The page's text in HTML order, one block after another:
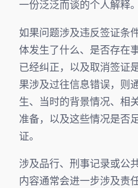
一份泛泛而谈的个人解释。
如果问题涉及违反签证条
体发生了什么、是否存在
已经纠正，以及取消签证
果涉及过往信息错误，则
生、当时的背景情况、相
准备，以及这些情况是否
证。
涉及品行、刑事记录或公
内容通常会进一步涉及责